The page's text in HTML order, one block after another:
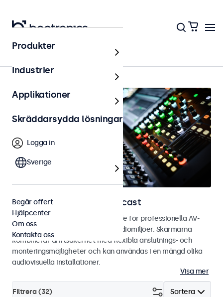
Hem
Skärmar för AV och broadcast
Bild- och touchskärmar utvecklade för professionella AV-
integratörer och användning i studiomiljöer. Skärmarna
kombinerar driftsäkerhet med flexibla anslutnings- och
monteringsmöjligheter och kan användas i en mängd olika
audiovisuella installationer.
Visa mer
Sortera
Filtrera (32)
Produkter
Industrier
Applikationer
Skräddarsydda lösningar
Logga in
Sverige
Begär offert
Hjälpcenter
Om oss
Kontakta oss